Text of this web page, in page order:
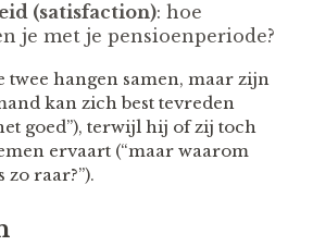
(satisfaction): hoe
je met je pensioenperiode?
hangen samen, maar zijn
kan zich best tevreden
goed”), terwijl hij of zij toch
ervaart (“maar waarom
zo raar?”).